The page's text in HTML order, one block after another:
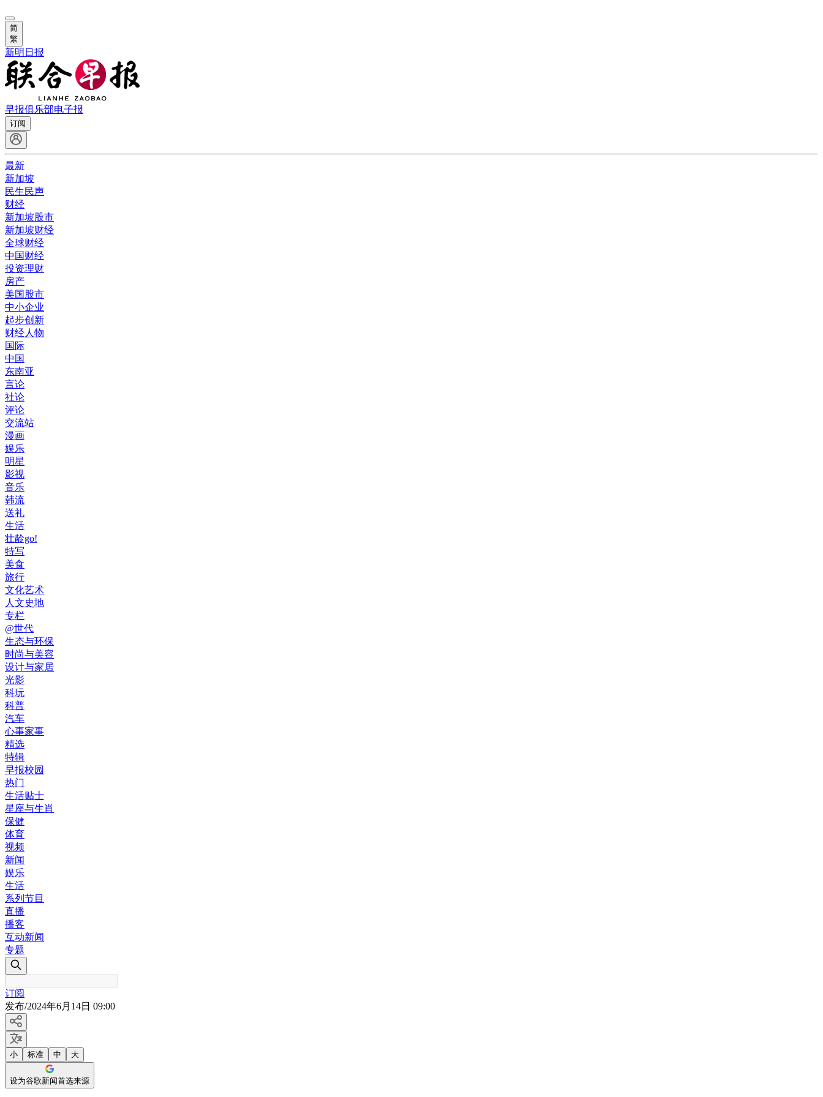
简
繁
新明日报
早报俱乐部电子报
订阅
最新
新加坡
民生民声
财经
新加坡股市
新加坡财经
全球财经
中国财经
投资理财
房产
美国股市
中小企业
起步创新
财经人物
国际
中国
东南亚
言论
社论
评论
交流站
漫画
娱乐
明星
影视
音乐
韩流
送礼
生活
壮龄go!
特写
美食
旅行
文化艺术
人文史地
专栏
@世代
生态与环保
时尚与美容
设计与家居
光影
科玩
科普
汽车
心事家事
精选
特辑
早报校园
热门
生活贴士
星座与生肖
保健
体育
视频
新闻
娱乐
生活
系列节目
直播
播客
互动新闻
专题
订阅
发布/2024年6月14日 09:00
小 标准 中 大
设为谷歌新闻首选来源